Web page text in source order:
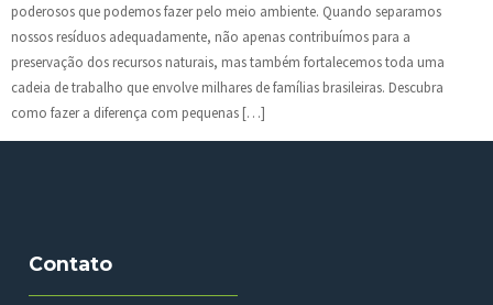
poderosos que podemos fazer pelo meio ambiente. Quando separamos
nossos resíduos adequadamente, não apenas contribuímos para a
preservação dos recursos naturais, mas também fortalecemos toda uma
cadeia de trabalho que envolve milhares de famílias brasileiras. Descubra
como fazer a diferença com pequenas […]
Contato